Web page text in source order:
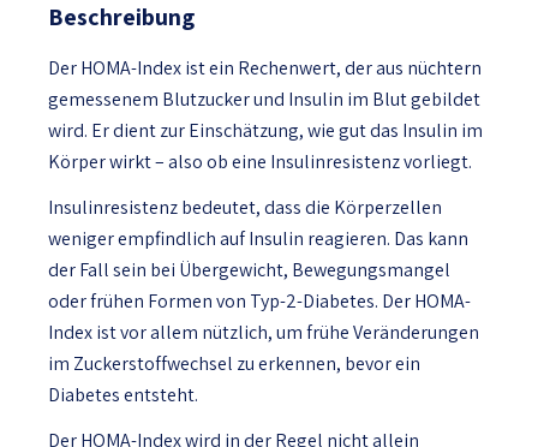
Beschreibung
Der HOMA-Index ist ein Rechenwert, der aus nüchtern
gemessenem Blutzucker und Insulin im Blut gebildet
wird. Er dient zur Einschätzung, wie gut das Insulin im
Körper wirkt – also ob eine Insulinresistenz vorliegt.
Insulinresistenz bedeutet, dass die Körperzellen
weniger empfindlich auf Insulin reagieren. Das kann
der Fall sein bei Übergewicht, Bewegungsmangel
oder frühen Formen von Typ-2-Diabetes. Der HOMA-
Index ist vor allem nützlich, um frühe Veränderungen
im Zuckerstoffwechsel zu erkennen, bevor ein
Diabetes entsteht.
Der HOMA-Index wird in der Regel nicht allein